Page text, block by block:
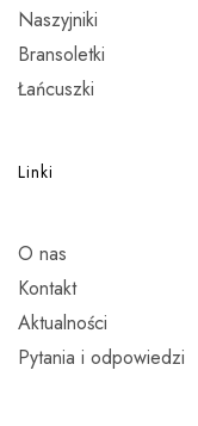
Naszyjniki
Bransoletki
Łańcuszki
Linki
O nas
Kontakt
Aktualności
Pytania i odpowiedzi